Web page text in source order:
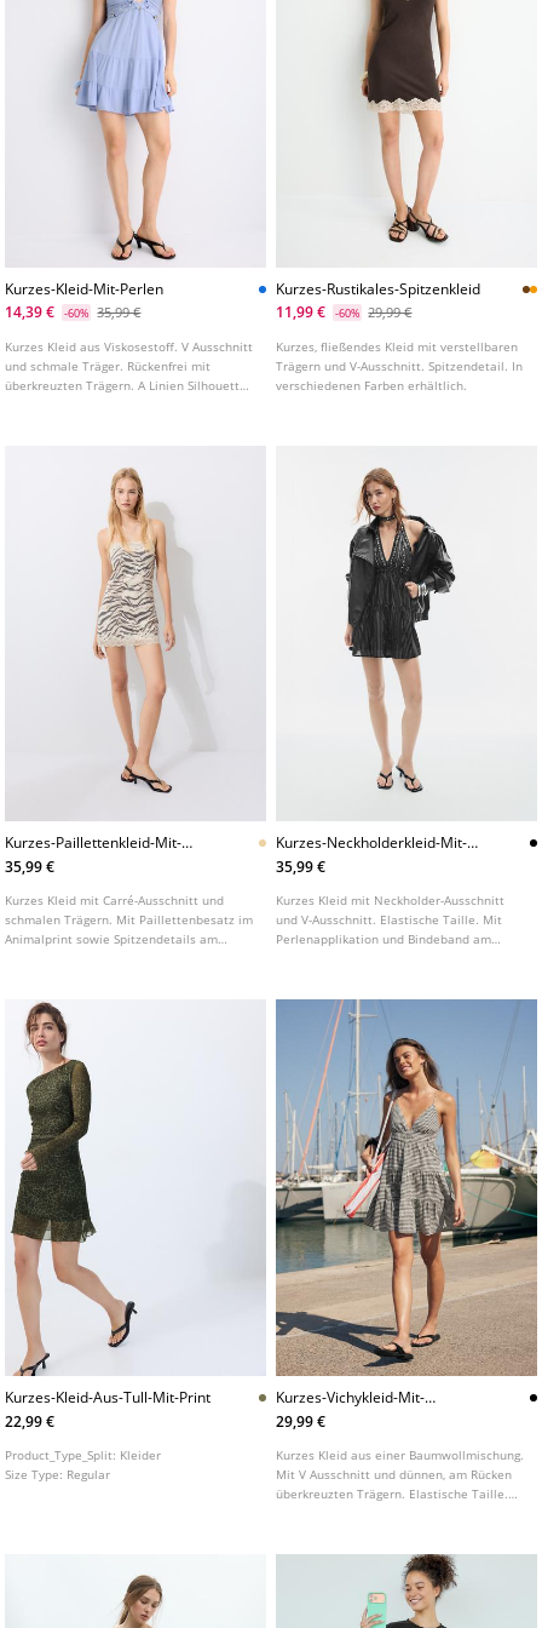
Kurzes-Kleid-Mit-Perlen
14,39 €
-60% 35,99 €
Kurzes Kleid aus Viskosestoff. V Ausschnitt
und schmale Träger. Rückenfrei mit
überkreuzten Trägern. A Linien Silhouette.
Kurzes-Rustikales-Spitzenkleid
11,99 €
-60% 29,99 €
Kurzes, fließendes Kleid mit verstellbaren
Trägern und V-Ausschnitt. Spitzendetail. In
verschiedenen Farben erhältlich.
Kurzes-Paillettenkleid-Mit-
Animalprint
35,99 €
Kurzes Kleid mit Carré-Ausschnitt und
schmalen Trägern. Mit Paillettenbesatz im
Animalprint sowie Spitzendetails am
Kurzes-Neckholderkleid-Mit-
Perlen
35,99 €
Kurzes Kleid mit Neckholder-Ausschnitt
und V-Ausschnitt. Elastische Taille. Mit
Perlenapplikation und Bindeband am
Kurzes-Kleid-Aus-Tull-Mit-Print
22,99 €
Product_Type_Split: Kleider
Size Type: Regular
Kurzes-Vichykleid-Mit-
Ruckenausschnitt
29,99 €
Kurzes Kleid aus einer Baumwollmischung.
Mit V Ausschnitt und dünnen, am Rücken
überkreuzten Trägern. Elastische Taille.